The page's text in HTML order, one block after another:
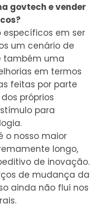
govtech e vender
?
específicos em ser
um cenário de
também uma
em termos
feitas por parte
próprios
para
o nosso maior
longo,
de inovação.
de mudança da
ainda não flui nos